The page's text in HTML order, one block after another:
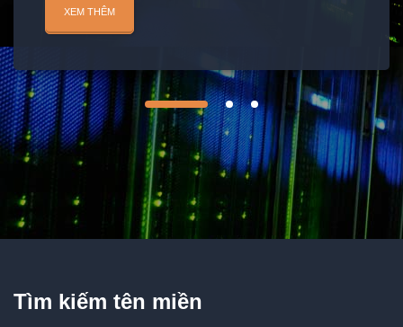
XEM THÊM
Tìm kiếm tên miền